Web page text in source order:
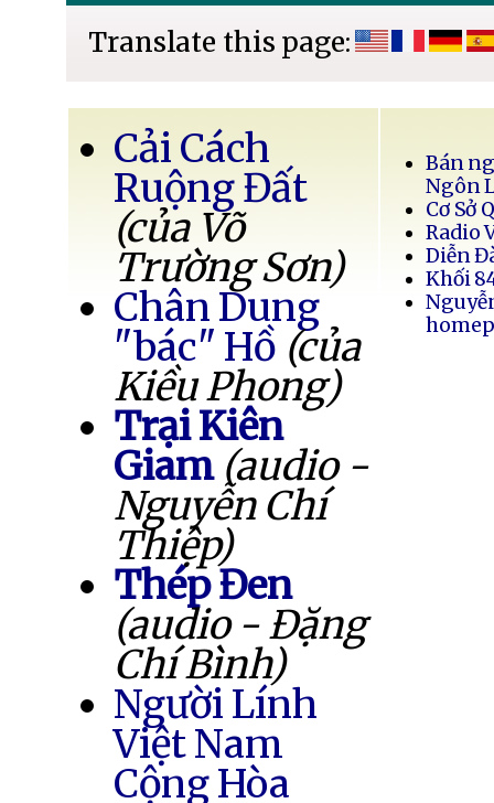
Translate this page:
Cải Cách
Ruộng Đất
(của Võ
Trường Sơn)
Chân Dung
"bác" Hồ (của
Kiều Phong)
Trại Kiên
Giam (audio -
Nguyễn Chí
Thiệp)
Thép Đen
(audio - Đặng
Chí Bình)
Người Lính
Việt Nam
Cộng Hòa
Bán
Ngôn
Cơ Sở
Radio
Diễn
Khối